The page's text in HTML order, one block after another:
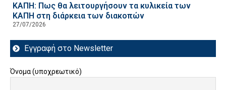
ΚΑΠΗ: Πως θα λειτουργήσουν τα κυλικεία των
ΚΑΠΗ στη διάρκεια των διακοπών
27/07/2026
Εγγραφή στο Newsletter
Όνομα (υποχρεωτικό)